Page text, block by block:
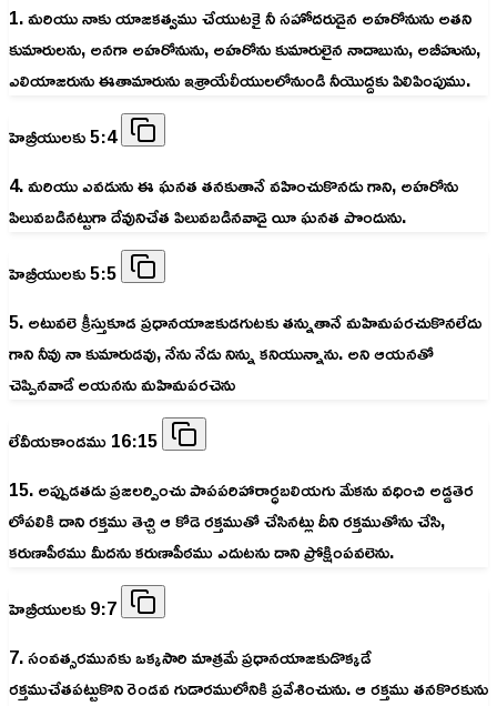
1. మరియు నాకు యాజకత్వము చేయుటకై నీ సహోదరుడైన అహరోనును అతని
కుమారులను, అనగా అహరోనును, అహరోను కుమారులైన నాదాబును, అబీహును,
ఎలియాజరును ఈతామారును ఇశ్రాయేలీయులలోనుండి నీయొద్దకు పిలిపింపుము.
హెబ్రీయులకు 5:4
4. మరియు ఎవడును ఈ ఘనత తనకుతానే వహించుకొనడు గాని, అహరోను
పిలువబడినట్టుగా దేవునిచేత పిలువబడినవాడై యీ ఘనత పొందును.
హెబ్రీయులకు 5:5
5. అటువలె క్రీస్తుకూడ ప్రధానయాజకుడగుటకు తన్నుతానే మహిమపరచుకొనలేదు
గాని నీవు నా కుమారుడవు, నేను నేడు నిన్ను కనియున్నాను. అని ఆయనతో
చెప్పినవాడే అయనను మహిమపరచెను
లేవీయకాండము 16:15
15. అప్పుడతడు ప్రజలర్పించు పాపపరిహారార్ధబలియగు మేకను వధించి అడ్డతెర
లోపలికి దాని రక్తము తెచ్చి ఆ కోడె రక్తముతో చేసినట్లు దీని రక్తముతోను చేసి,
కరుణాపీఠము మీదను కరుణాపీఠము ఎదుటను దాని ప్రోక్షింపవలెను.
హెబ్రీయులకు 9:7
7. సంవత్సరమునకు ఒక్కసారి మాత్రమే ప్రధానయాజకుడొక్కడే
రక్తముచేతపట్టుకొని రెండవ గుడారములోనికి ప్రవేశించును. ఆ రక్తము తనకొరకును